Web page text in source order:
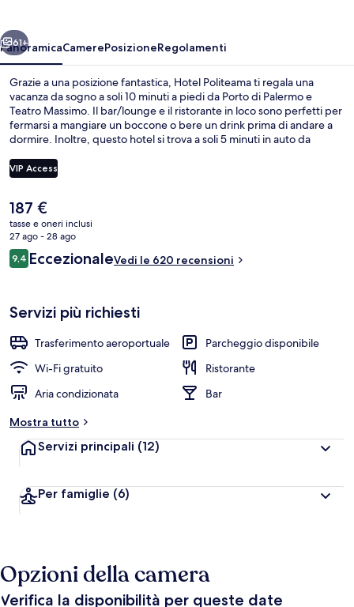
Avanti
61+
PanoramicaCamerePosizioneRegolamenti
Grazie a una posizione fantastica, Hotel Politeama ti regala una
vacanza da sogno a soli 10 minuti a piedi da Porto di Palermo e
Teatro Massimo. Il bar/lounge e il ristorante in loco sono perfetti per
fermarsi a mangiare un boccone o bere un drink prima di andare a
dormire. Inoltre, questo hotel si trova a soli 5 minuti in auto da
personale gentile e la colazione.
VIP Access
Il
prezzo
attuale
è
187 €
187 €
tasse e oneri inclusi
27 ago - 28 ago
Recensioni
9,49,4 su 10
EccezionaleVedi le 620 recensioni
Servizi più richiesti
Trasferimento aeroportuale
Parcheggio disponibile
Wi-Fi gratuito
Ristorante
Aria condizionata
Bar
Mostra tutto
Servizi principali (12)
Per famiglie (6)
Opzioni della camera
Verifica la disponibilità per queste date